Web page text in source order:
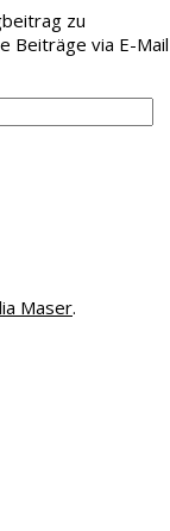
zu
Beiträge via E-Mail
Maser.